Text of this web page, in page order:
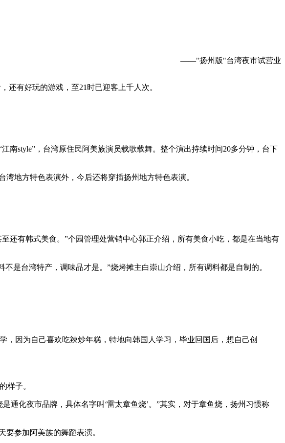
——"扬州版"台湾夜市试营业
还有好玩的游戏，至21时已迎客上千人次。
style”，台湾原住民阿美族演员载歌载舞。整个演出持续时间20多分钟，台下
地方特色表演外，今后还将穿插扬州地方特色表演。
有韩式美食。”个园管理处营销中心郭正介绍，所有美食小吃，都是在当地有
台湾特产，调味品才是。”烧烤摊主白崇山介绍，所有调料都是自制的。
因为自己喜欢吃辣炒年糕，特地向韩国人学习，毕业回国后，想自己创
样子。
化夜市品牌，具体名字叫‘雷太章鱼烧’。”其实，对于章鱼烧，扬州习惯称
参加阿美族的舞蹈表演。